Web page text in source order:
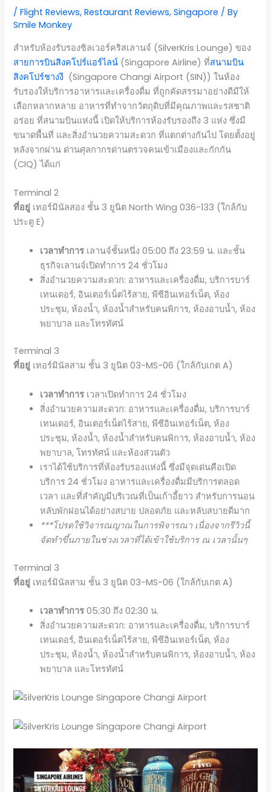
/Flight Reviews,Restaurant Reviews,Singapore / By
Smile Monkey
สำหรับห้องรับรองซิลเวอร์คริสเลานจ์ (SilverKris Lounge) ของ
สายการบินสิงคโปร์แอร์ไลน์ (Singapore Airline) ที่สนามบิน
สิงคโปร์ชางงี (Singapore Changi Airport (SIN)) ในห้อง
รับรองให้บริการอาหารและเครื่องดื่ม ที่ถูกคัดสรรมาอย่างดีมีให้
เลือกหลากหลาย อาหารที่ทำจากวัตถุดิบที่มีคุณภาพและรสชาติ
อร่อย ที่สนามบินแห่งนี้ เปิดให้บริการห้องรับรองถึง 3 แห่ง ซึ่งมี
ขนาดพื้นที่ และสิ่งอำนวยความสะดวก ที่แตกต่างกันไป โดยตั้งอยู่
หลังจากผ่าน ด่านศุลกากรด่านตรวจคนเข้าเมืองและกักกัน
(CIQ) ได้แก่
Terminal 2
ที่อยู่ เทอร์มินัลสอง ชั้น 3 ยูนิต North Wing 036-133 (ใกล้กับ
ประตู E)
เวลาทำการ เลานจ์ชั้นหนึ่ง 05:00 ถึง 23:59 น. และชั้น
ธุรกิจเลานจ์เปิดทำการ 24 ชั่วโมง
สิ่งอำนวยความสะดวก: อาหารและเครื่องดื่ม, บริการบาร์
เทนเดอร์, อินเตอร์เน็ตไร้สาย, พีซีอินเทอร์เน็ต, ห้อง
ประชุม, ห้องน้ำ, ห้องน้ำสำหรับคนพิการ, ห้องอาบน้ำ, ห้อง
พยาบาล และโทรทัศน์
Terminal 3
ที่อยู่ เทอร์มินัลสาม ชั้น 3 ยูนิต 03-MS-06 (ใกล้กับเกต A)
เวลาทำการ เวลาเปิดทำการ 24 ชั่วโมง
สิ่งอำนวยความสะดวก: อาหารและเครื่องดื่ม, บริการบาร์
เทนเดอร์, อินเตอร์เน็ตไร้สาย, พีซีอินเทอร์เน็ต, ห้อง
ประชุม, ห้องน้ำ, ห้องน้ำสำหรับคนพิการ, ห้องอาบน้ำ, ห้อง
พยาบาล, โทรทัศน์ และห้องส่วนตัว
เราได้ใช้บริการที่ห้องรับรองแห่งนี้ ซึ่งมีจุดเด่นคือเปิด
บริการ 24 ชั่วโมง อาหารและเครื่องดื่มมีบริการตลอด
เวลา และที่สำคัญมีบริเวณที่เป็นเก้าอี้ยาว สำหรับการนอน
หลับพักผ่อนได้อย่างสบาย ปลอดภัย และหลับสบายดีมาก
***โปรดใช้วิจารณญาณในการพิจารณา เนื่องจากรีวิวนี้
จัดทำขึ้นภายในช่วงเวลาที่ได้เข้าใช้บริการ ณ เวลานั้นๆ
Terminal 3
ที่อยู่ เทอร์มินัลสาม ชั้น 3 ยูนิต 03-MS-06 (ใกล้กับเกต A)
เวลาทำการ 05:30 ถึง 02:30 น.
สิ่งอำนวยความสะดวก: อาหารและเครื่องดื่ม, บริการบาร์
เทนเดอร์, อินเตอร์เน็ตไร้สาย, พีซีอินเทอร์เน็ต, ห้อง
ประชุม, ห้องน้ำ, ห้องน้ำสำหรับคนพิการ, ห้องอาบน้ำ, ห้อง
พยาบาล และโทรทัศน์